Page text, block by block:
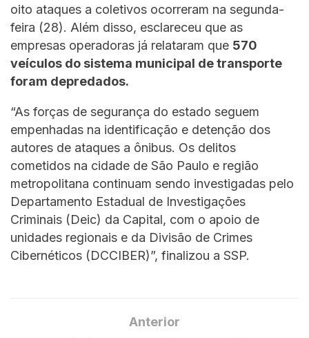
oito ataques a coletivos ocorreram na segunda-
feira (28). Além disso, esclareceu que as
empresas operadoras já relataram que 570
veículos do sistema municipal de transporte
foram depredados.
“As forças de segurança do estado seguem
empenhadas na identificação e detenção dos
autores de ataques a ônibus. Os delitos
cometidos na cidade de São Paulo e região
metropolitana continuam sendo investigadas pelo
Departamento Estadual de Investigações
Criminais (Deic) da Capital, com o apoio de
unidades regionais e da Divisão de Crimes
Cibernéticos (DCCIBER)”, finalizou a SSP.
Anterior